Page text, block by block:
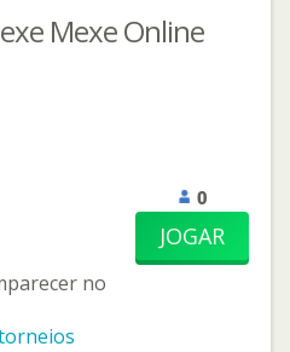
Mexe Online
no
0
JOGAR